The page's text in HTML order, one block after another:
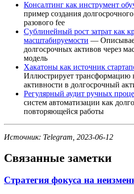
Консалтинг как инструмент
пример создания
разового fee
Сублинейный рост затрат как
масштабируемости —
долгосрочных активов через
модель
Хакатоны как источник
Иллюстрирует трансформацию
активности в долгосрочный
Регулярный аудит ручных
систем автоматизации как
повторяющейся работы
Источник: Telegram, 2023-06-12
Связанные заметки
Стратегия фокуса на